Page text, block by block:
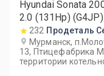
Hyundai Sonata
2.0 (131Hp)
232 Продеталь
Мурманск,
13, Птицефабрика
территории